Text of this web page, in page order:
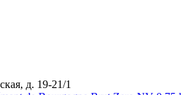
д. 19-21/1